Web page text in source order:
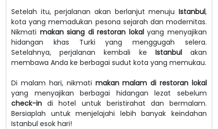
Setelah itu, perjalanan akan berlanjut menuju Istanbul,
kota yang memadukan pesona sejarah dan modernitas.
Nikmati makan siang di restoran lokalyang menyajikan
hidangan khas Turki yang menggugah selera.
Setelahnya, perjalanan kembali ke Istanbulakan
membawa Anda ke berbagai sudut kota yang memukau.
Di malam hari, nikmati makan malam di restoran lokal
yang menyajikan berbagai hidangan lezat sebelum
check-in di hotel untuk beristirahat dan bermalam.
Bersiaplah untuk menjelajahi lebih banyak keindahan
Istanbul esok hari!